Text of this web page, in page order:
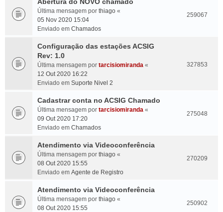
Última mensagem por thiago «
05 Nov 2020 15:04
Enviado em Chamados
259067
Configuração das estações ACSIG
Rev: 1.0
Última mensagem por tarcisiomiranda «
12 Out 2020 16:22
Enviado em Suporte Nivel 2
327853
Cadastrar conta no ACSIG Chamado
Última mensagem por tarcisiomiranda «
09 Out 2020 17:20
Enviado em Chamados
275048
Atendimento via Videoconferência
Última mensagem por thiago «
08 Out 2020 15:55
Enviado em Agente de Registro
270209
Atendimento via Videoconferência
Última mensagem por thiago «
08 Out 2020 15:55
250902